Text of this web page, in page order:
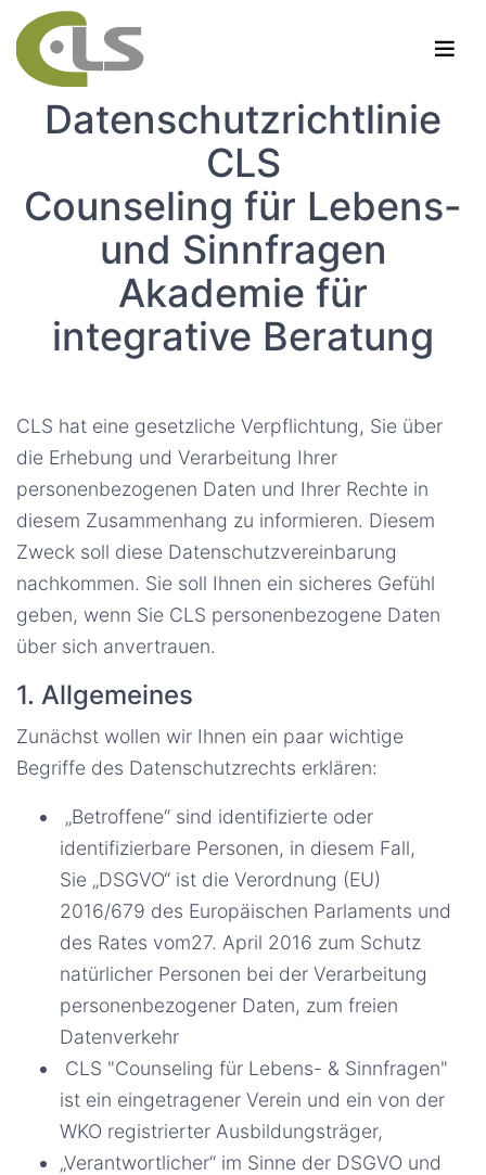
Datenschutzrichtlinie
CLS
Counseling für Lebens-
und Sinnfragen
Akademie für
integrative Beratung
CLS hat eine gesetzliche Verpflichtung, Sie über
die Erhebung und Verarbeitung Ihrer
personenbezogenen Daten und Ihrer Rechte in
diesem Zusammenhang zu informieren. Diesem
Zweck soll diese Datenschutzvereinbarung
nachkommen. Sie soll Ihnen ein sicheres Gefühl
geben, wenn Sie CLS personenbezogene Daten
über sich anvertrauen.
1. Allgemeines
Zunächst wollen wir Ihnen ein paar wichtige
Begriffe des Datenschutzrechts erklären:
„Betroffene“ sind identifizierte oder
identifizierbare Personen, in diesem Fall,
Sie „DSGVO“ ist die Verordnung (EU)
2016/679 des Europäischen Parlaments und
des Rates vom27. April 2016 zum Schutz
natürlicher Personen bei der Verarbeitung
personenbezogener Daten, zum freien
Datenverkehr
CLS "Counseling für Lebens- & Sinnfragen"
ist ein eingetragener Verein und ein von der
WKO registrierter Ausbildungsträger,
„Verantwortlicher“ im Sinne der DSGVO und